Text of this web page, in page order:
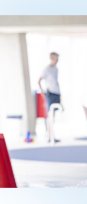
av Svøm Tromsø –